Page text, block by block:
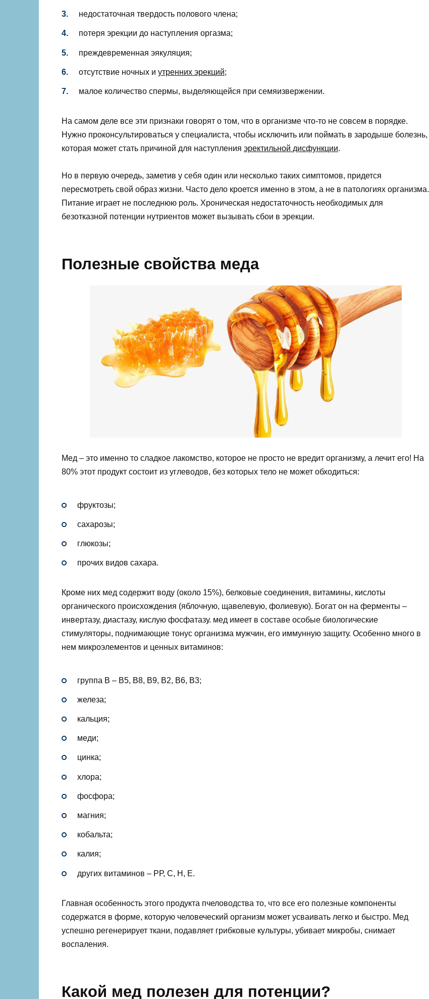
недостаточная твердость полового члена;
потеря эрекции до наступления оргазма;
преждевременная эякуляция;
отсутствие ночных и утренних эрекций;
малое количество спермы, выделяющейся при семяизвержении.
На самом деле все эти признаки говорят о том, что в организме что-то не совсем в порядке.
Нужно проконсультироваться у специалиста, чтобы исключить или поймать в зародыше болезнь,
которая может стать причиной для наступления эректильной дисфункции.
Но в первую очередь, заметив у себя один или несколько таких симптомов, придется
пересмотреть свой образ жизни. Часто дело кроется именно в этом, а не в патологиях организма.
Питание играет не последнюю роль. Хроническая недостаточность необходимых для
безотказной потенции нутриентов может вызывать сбои в эрекции.
Полезные свойства меда
Мед – это именно то сладкое лакомство, которое не просто не вредит организму, а лечит его! На
80% этот продукт состоит из углеводов, без которых тело не может обходиться:
фруктозы;
сахарозы;
глюкозы;
прочих видов сахара.
Кроме них мед содержит воду (около 15%), белковые соединения, витамины, кислоты
органического происхождения (яблочную, щавелевую, фолиевую). Богат он на ферменты –
инвертазу, диастазу, кислую фосфатазу. мед имеет в составе особые биологические
стимуляторы, поднимающие тонус организма мужчин, его иммунную защиту. Особенно много в
нем микроэлементов и ценных витаминов:
группа В – В5, В8, В9, В2, В6, В3;
железа;
кальция;
меди;
цинка;
хлора;
фосфора;
магния;
кобальта;
калия;
других витаминов – РР, С, Н, Е.
Главная особенность этого продукта пчеловодства то, что все его полезные компоненты
содержатся в форме, которую человеческий организм может усваивать легко и быстро. Мед
успешно регенерирует ткани, подавляет грибковые культуры, убивает микробы, снимает
воспаления.
Какой мед полезен для потенции?